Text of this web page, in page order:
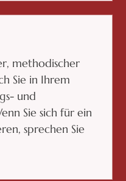
methodischer
Sie in Ihrem
und
Sie sich für ein
sprechen Sie